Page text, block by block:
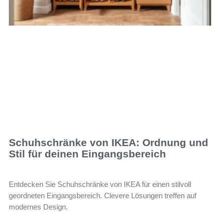
Schuhschränke von IKEA: Ordnung und
Stil für deinen Eingangsbereich
Entdecken Sie Schuhschränke von IKEA für einen stilvoll
geordneten Eingangsbereich. Clevere Lösungen treffen auf
modernes Design.